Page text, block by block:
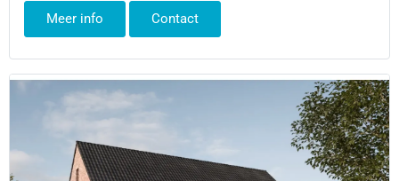
Meer info Contact